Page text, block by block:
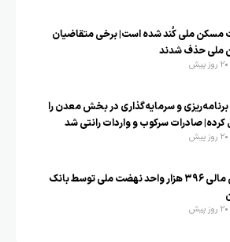
ملی کُند شده است| برخی متقاضیان
ملی حذف شدند
2 روز پیش
برنامه‌ریزی و سرمایه‌گذاری در بخش معدن را
صادرات سرکوب و واردات رانتی شد
2 روز پیش
تأمین مالی ۳۹۶ هزار واحد نهضت ملی توسط بانک
2 روز پیش